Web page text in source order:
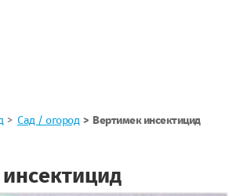
Сад / огород Вертимек инсектицид